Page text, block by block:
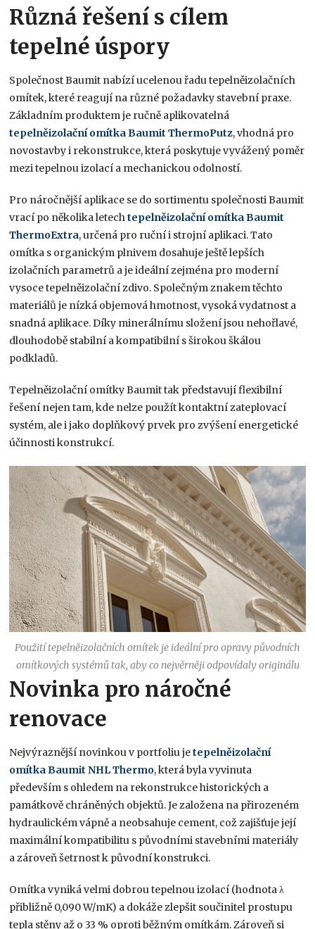
Různá řešení s cílem
tepelné úspory
Společnost Baumit nabízí ucelenou řadu tepelněizolačních
omítek, které reagují na různé požadavky stavební praxe.
Základním produktem je ručně aplikovatelná
tepelněizolační omítka Baumit ThermoPutz, vhodná pro
novostavby i rekonstrukce, která poskytuje vyvážený poměr
mezi tepelnou izolací a mechanickou odolností.
Pro náročnější aplikace se do sortimentu společnosti Baumit
vrací po několika letechtepelněizolační omítka Baumit
ThermoExtra, určená pro ruční i strojní aplikaci. Tato
omítka s organickým plnivem dosahuje ještě lepších
izolačních parametrů a je ideální zejména pro moderní
vysoce tepelněizolační zdivo. Společným znakem těchto
materiálů je nízká objemová hmotnost, vysoká vydatnost a
snadná aplikace. Díky minerálnímu složení jsou nehořlavé,
dlouhodobě stabilní a kompatibilní s širokou škálou
podkladů.
Tepelněizolační omítky Baumit tak představují flexibilní
řešení nejen tam, kde nelze použít kontaktní zateplovací
systém, ale i jako doplňkový prvek pro zvýšení energetické
účinnosti konstrukcí.
Použití tepelněizolačních omítek je ideální pro opravy původních
omítkových systémů tak, aby co nejvěrněji odpovídaly originálu
Novinka pro náročné
renovace
Nejvýraznější novinkou v portfoliu jetepelněizolační
omítka Baumit NHL Thermo, která byla vyvinuta
především s ohledem na rekonstrukce historických a
památkově chráněných objektů. Je založena na přirozeném
hydraulickém vápně a neobsahuje cement, což zajišťuje její
maximální kompatibilitu s původními stavebními materiály
a zároveň šetrnost k původní konstrukci.
Omítka vyniká velmi dobrou tepelnou izolací (hodnota λ
přibližně 0,090 W/mK) a dokáže zlepšit součinitel prostupu
tepla stěny až o 33 % oproti běžným omítkám. Zároveň si